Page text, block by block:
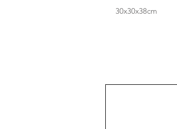
30x30x38cm